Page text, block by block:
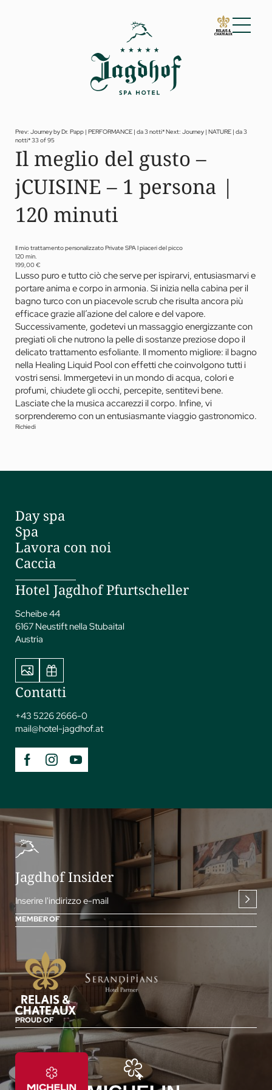
01 Lo Jagdhof
02 Camere e suite
Fitness
Trattamenti
Private Spa Suite
Jagdhof Specials by Dr. A. Papp
Day spa
Yoga
06 Attività
07 Eventi
Prev: Journey by Dr. Papp | PERFORMANCE | da 3 notti*Next: Journey | NATURE | da 3
notti*33 of 95
Il meglio del gusto –
jCUISINE – 1 persona |
120 minuti
Il mio trattamento personalizzato Private SPA I piaceri del picco
120 min.
199,00 €
Lusso puro e tutto ciò che serve per ispirarvi, entusiasmarvi e
portare anima e corpo in armonia. Si inizia nella cabina per il
bagno turco con un piacevole scrub che risulta ancora più
efficace grazie all’azione del calore e del vapore.
Successivamente, godetevi un massaggio energizzante con
pregiati oli che nutrono la pelle di sostanze preziose dopo il
delicato trattamento esfoliante. Il momento migliore: il bagno
nella Healing Liquid Pool con effetti che coinvolgono tutti i
vostri sensi. Immergetevi in un mondo di acqua, colori e
profumi, chiudete gli occhi, percepite, sentitevi bene.
Lasciate che la musica accarezzi il corpo. Infine, vi
sorprenderemo con un entusiasmante viaggio gastronomico.
Richiedi
Day spa
Spa
Lavora con noi
Caccia
Hotel Jagdhof Pfurtscheller
Scheibe 44
6167 Neustift nella Stubaital
Austria
Contatti
+43 5226 2666-0
mail@hotel-jagdhof.at
Jagdhof Insider
Inserire l'indirizzo e-mail
MEMBER OF
PROUD OF